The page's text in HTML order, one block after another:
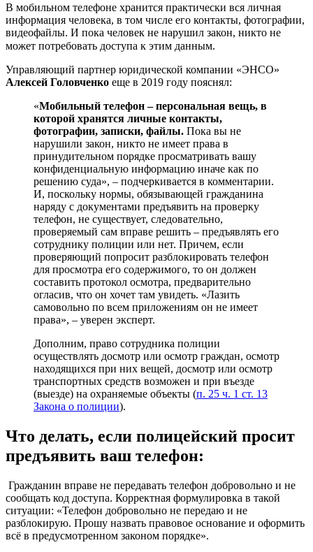
В мобильном телефоне хранится практически вся личная
информация человека, в том числе его контакты, фотографии,
видеофайлы. И пока человек не нарушил закон, никто не
может потребовать доступа к этим данным.⠀
Управляющий партнер юридической компании «ЭНСО»
Алексей Головченко еще в 2019 году пояснял:
«Мобильный телефон – персональная вещь, в
которой хранятся личные контакты,
фотографии, записки, файлы. Пока вы не
нарушили закон, никто не имеет права в
принудительном порядке просматривать вашу
конфиденциальную информацию иначе как по
решению суда», – подчеркивается в комментарии.
И, поскольку нормы, обязывающей гражданина
наряду с документами предъявить на проверку
телефон, не существует, следовательно,
проверяемый сам вправе решить – предъявлять его
сотруднику полиции или нет. Причем, если
проверяющий попросит разблокировать телефон
для просмотра его содержимого, то он должен
составить протокол осмотра, предварительно
огласив, что он хочет там увидеть. «Лазить
самовольно по всем приложениям он не имеет
права», – уверен эксперт.
Дополним, право сотрудника полиции
осуществлять досмотр или осмотр граждан, осмотр
находящихся при них вещей, досмотр или осмотр
транспортных средств возможен и при въезде
(выезде) на охраняемые объекты (п. 25 ч. 1 ст. 13
Закона о полиции).
Что делать, если полицейский просит
предъявить ваш телефон:⠀
Гражданин вправе не передавать телефон добровольно и не
сообщать код доступа. Корректная формулировка в такой
ситуации: «Телефон добровольно не передаю и не
разблокирую. Прошу назвать правовое основание и оформить
всё в предусмотренном законом порядке».